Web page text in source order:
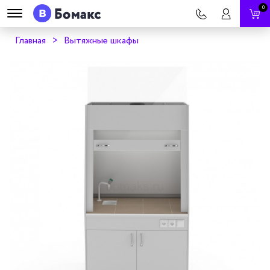
0
Главная Вытяжные шкафы